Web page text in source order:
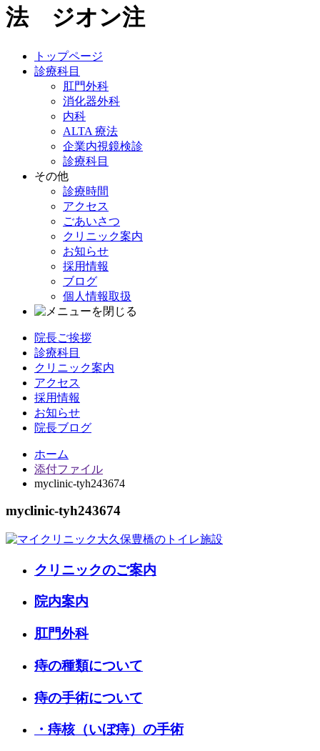
法 ジオン注
トップページ
診療科目
肛門外科
消化器外科
内科
ALTA 療法
企業内視鏡検診
診療科目
その他
診療時間
アクセス
ごあいさつ
クリニック案内
お知らせ
採用情報
ブログ
個人情報取扱
院長ご挨拶
診療科目
クリニック案内
アクセス
採用情報
お知らせ
院長ブログ
ホーム
添付ファイル
myclinic-tyh243674
myclinic-tyh243674
クリニックのご案内
院内案内
肛門外科
痔の種類について
痔の手術について
・痔核（いぼ痔）の手術